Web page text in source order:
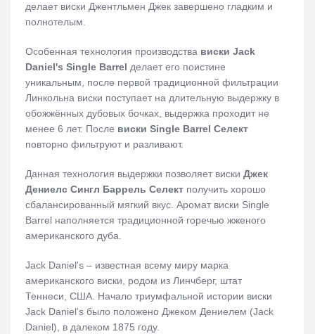
делает виски Джентльмен Джек завершено гладким и
полнотелым.
Особенная технология производства виски Jack
Daniel's Single Barrel делает его поистине
уникальным, после первой традиционной фильтрации
Линкольна виски поступает на длительную выдержку в
обожжённых дубовых бочках, выдержка проходит не
менее 6 лет. После виски Single Barrel Селект
повторно фильтруют и разливают.
Данная технология выдержки позволяет виски Джек
Дениелс Сингл Баррель Селектполучить хорошо
сбалансированный мягкий вкус. Аромат виски Single
Barrel наполняется традиционной горечью жженого
американского дуба.
Jack Daniel's – известная всему миру марка
американского виски, родом из Линчберг, штат
Теннеси, США. Начало триумфальной истории виски
Jack Daniel's было положено Джеком Дениелем (Jack
Daniel), в далеком 1875 году.